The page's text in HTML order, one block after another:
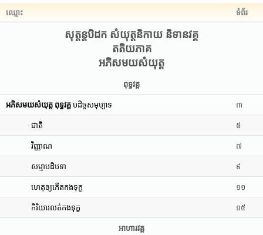
ឈ្មោះ ទំព័រ
សុត្តន្តបិដក សំយុត្តនិកាយ និទានវគ្គ
តតិយភាគ
អភិសមយសំយុត្ត
ពុទ្ធវគ្គ
អភិសមយសំយុត្ត ពុទ្ធវគ្គ បដិច្ចសមុប្បាទ ៣
ជាតិ ៥
វិញ្ញាណ ៧
សម្មាបដិបទា ៩
ហេតុឲ្យកើតកងទុក្ខ ១១
កិរិយារលត់កងទុក្ខ ១៥
អាហារវគ្គ